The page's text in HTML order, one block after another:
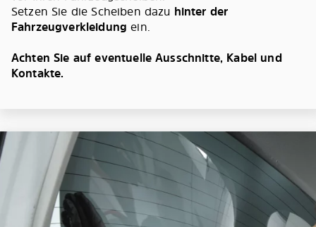
Setzen Sie die Scheiben dazu hinter der
Fahrzeugverkleidung ein.
Achten Sie auf eventuelle Ausschnitte, Kabel und
Kontakte.